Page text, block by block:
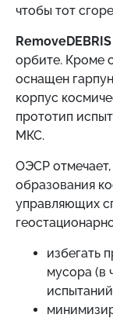
чтобы тот
RemoveDEBRIS
орбите. Кроме
оснащен
корпус
прототип
МКС.
ОЭСР
образования
управляющих
избегать
мусора (в